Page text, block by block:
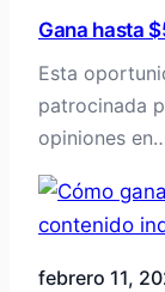
Gana hasta
Esta
patrocinada
opiniones
febrero 11,